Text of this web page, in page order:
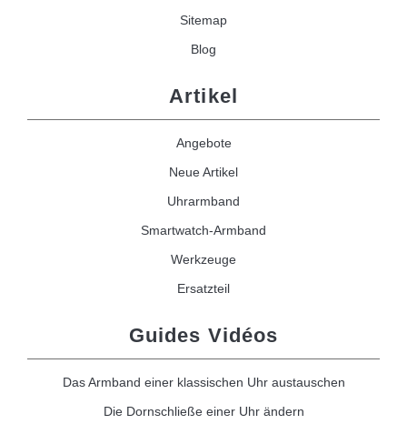
Sitemap
Blog
Artikel
Angebote
Neue Artikel
Uhrarmband
Smartwatch-Armband
Werkzeuge
Ersatzteil
Guides Vidéos
Das Armband einer klassischen Uhr austauschen
Die Dornschließe einer Uhr ändern